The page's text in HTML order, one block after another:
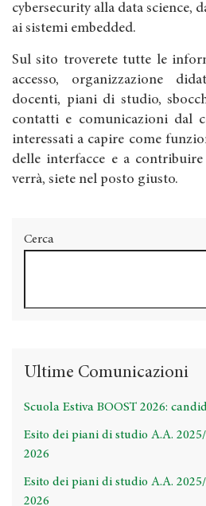
cybersecurity alla data science,
ai sistemi embedded.
Sul sito troverete tutte le
accesso, organizzazione
docenti, piani di studio,
contatti e comunicazioni dal
interessati a capire come
delle interfacce e a
verrà, siete nel posto giusto.
Cerca
Ultime Comunicazioni
Scuola Estiva BOOST 2026:
Esito dei piani di studio A.A.
2026
Esito dei piani di studio A.A.
2026